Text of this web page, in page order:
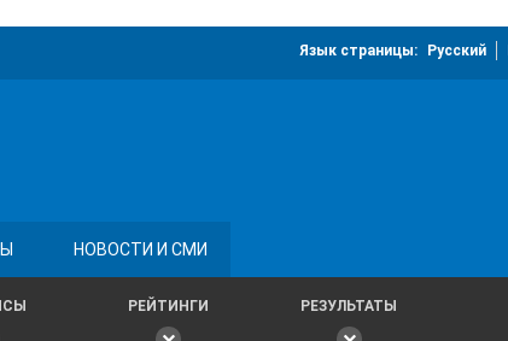
Язык страницы: Русский
НОВОСТИ И СМИ
РЕЙТИНГИ РЕЗУЛЬТАТЫ